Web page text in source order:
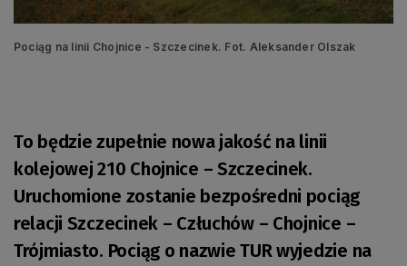
Pociąg na linii Chojnice - Szczecinek. Fot. Aleksander Olszak
To będzie zupełnie nowa jakość na linii
kolejowej 210 Chojnice – Szczecinek.
Uruchomione zostanie bezpośredni pociąg
relacji Szczecinek – Człuchów – Chojnice –
Trójmiasto. Pociąg o nazwie TUR wyjedzie na